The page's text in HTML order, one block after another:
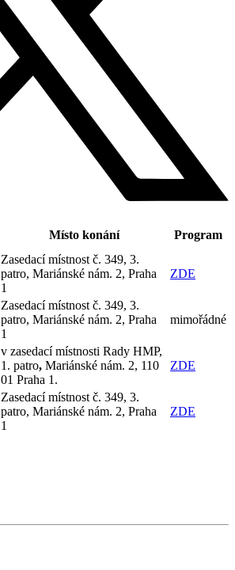
Místo konání Program
Zasedací místnost č. 349, 3.
patro, Mariánské nám. 2, Praha
1
ZDE
Zasedací místnost č. 349, 3.
patro, Mariánské nám. 2, Praha
1
mimořádné
v zasedací místnosti Rady HMP,
1. patro, Mariánské nám. 2, 110
01 Praha 1.
ZDE
Zasedací místnost č. 349, 3.
patro, Mariánské nám. 2, Praha
1
ZDE